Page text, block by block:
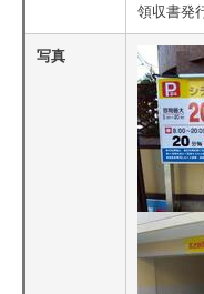
領収書発
写真